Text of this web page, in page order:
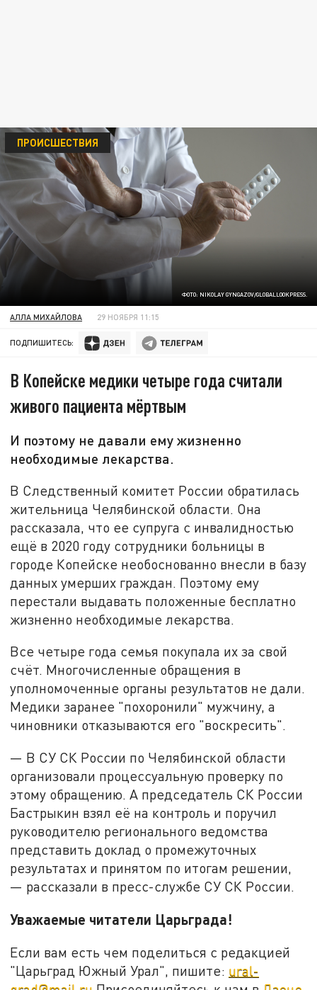
ФОТО: NIKOLAY GYNGAZOV/GLOBALLOOKPRESS.
ПРОИСШЕСТВИЯ
АЛЛА МИХАЙЛОВА 29 НОЯБРЯ 11:15
ПОДПИШИТЕСЬ:
В Копейске медики четыре года считали
живого пациента мёртвым
И поэтому не давали ему жизненно
необходимые лекарства.
В Следственный комитет России обратилась
жительница Челябинской области. Она
рассказала, что ее супруга с инвалидностью
ещё в 2020 году сотрудники больницы в
городе Копейске необоснованно внесли в базу
данных умерших граждан. Поэтому ему
перестали выдавать положенные бесплатно
жизненно необходимые лекарства.
Все четыре года семья покупала их за свой
счёт. Многочисленные обращения в
уполномоченные органы результатов не дали.
Медики заранее "похоронили" мужчину, а
чиновники отказываются его "воскресить".
— В СУ СК России по Челябинской области
организовали процессуальную проверку по
этому обращению. А председатель СК России
Бастрыкин взял её на контроль и поручил
руководителю регионального ведомства
представить доклад о промежуточных
результатах и принятом по итогам решении,
— рассказали в пресс-службе СУ СК России.
Уважаемые читатели Царьграда!
Если вам есть чем поделиться с редакцией
"Царьград Южный Урал", пишите: ural-